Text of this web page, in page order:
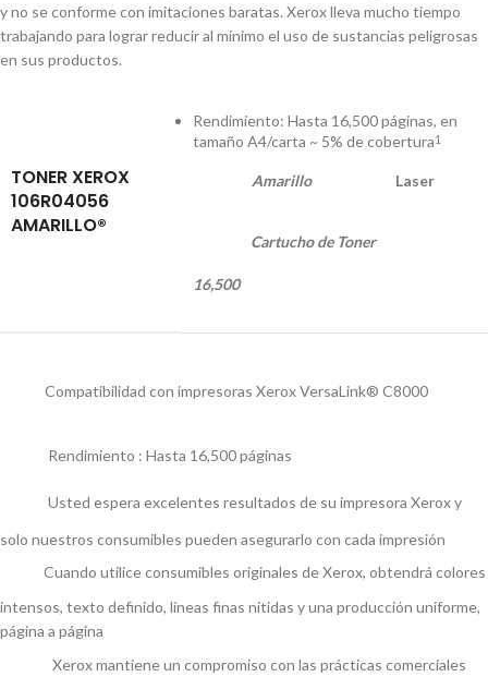
y no se conforme con imitaciones baratas. Xerox lleva mucho tiempo
trabajando para lograr reducir al mínimo el uso de sustancias peligrosas
en sus productos.
TONER XEROX
106R04056
AMARILLO®
Rendimiento: Hasta 16,500 páginas, en
tamaño A4/carta ~ 5% de cobertura1
Amarillo Laser
Cartucho de Toner
16,500
Compatibilidad con impresoras Xerox VersaLink® C8000
Rendimiento : Hasta 16,500 páginas
Usted espera excelentes resultados de su impresora Xerox y
solo nuestros consumibles pueden asegurarlo con cada impresión
Cuando utilice consumibles originales de Xerox, obtendrá colores
intensos, texto definido, líneas finas nítidas y una producción uniforme,
página a página
Xerox mantiene un compromiso con las prácticas comerciales